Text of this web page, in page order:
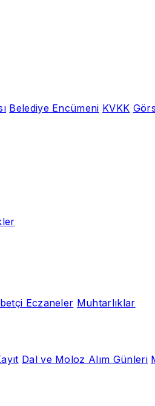
Belediye Encümeni KVKK
Eczaneler Muhtarlıklar
Dal ve Moloz Alım Günleri